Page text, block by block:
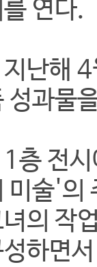
연다.
난해 4
성과물
층 전시
미술'의
의 작
하면